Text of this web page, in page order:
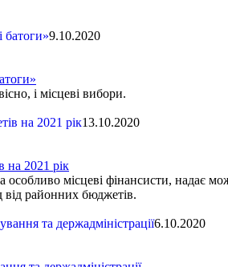
9.10.2020
і місцеві вибори.
13.10.2020
2021 рік
особливо місцеві фінансисти,
від районних бюджетів.
6.10.2020